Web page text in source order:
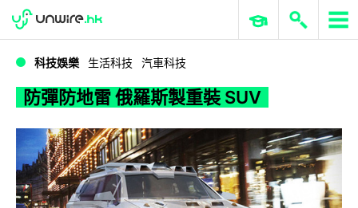
防彈防地雷 俄羅斯製重裝 SUV
WWDC 2026 ERP 與商業 AI
科技娛樂 生活科技 汽車科技
防彈防地雷 俄羅斯製重裝 SUV